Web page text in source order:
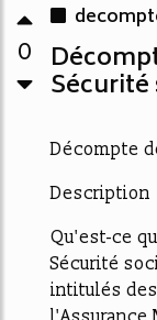
0
Sécurité
Décompte
Description
Qu'est-ce
Sécurité
intitulés